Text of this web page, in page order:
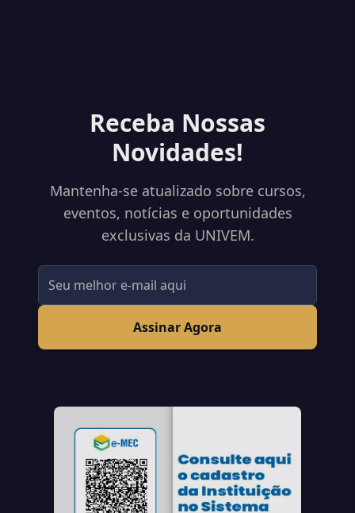
Receba Nossas
Novidades!
Mantenha-se atualizado sobre cursos,
eventos, notícias e oportunidades
exclusivas da UNIVEM.
Assinar Agora